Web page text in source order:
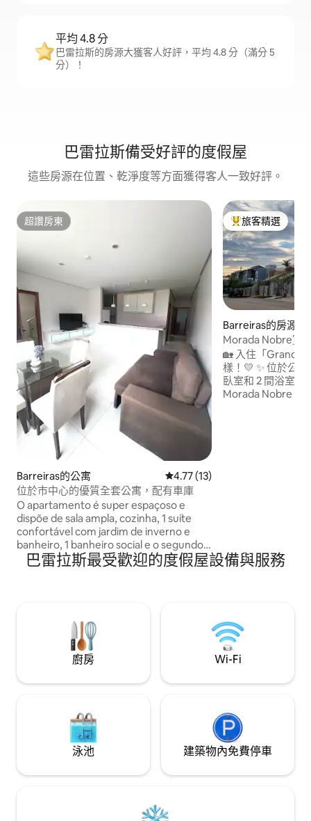
平均 4.8 分
巴雷拉斯的房源大獲客人好評，平均 4.8 分（滿分 5
分）！
巴雷拉斯備受好評的度假屋
這些房源在位置、乾淨度等方面獲得客人一致好評。
超讚房東
超讚房東
Barreiras的公寓 從 13 則評價中獲得 4.77 的平
4.77 (13)
位於市中心的優質全套公寓，配有車庫
O apartamento é super espaçoso e
dispõe de sala ampla, cozinha, 1 suíte
confortável com jardim de inverno e
banheiro, 1 banheiro social e o segundo
quarto além de área de serviço. O
apartamento fica no térreo (o que
旅客精選榜首
旅客精選
Barreiras的房源
Morada Nobre寬
🏡 入住「
樣！💛 ✨ 位於公寓大樓中的房子，有 3 間
臥室和 2 間浴室
Morada Nobre，
巴雷拉斯最受歡迎的度假屋設備與服務
廚房 Wi-Fi
泳池 建築物內免費停車